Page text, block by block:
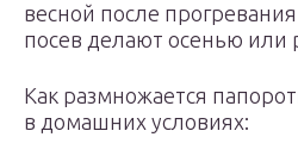
весной после
посев делают осенью или
Как размножается
в домашних условиях: